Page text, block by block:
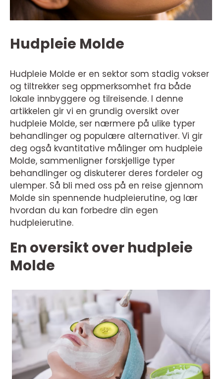
Hudpleie Molde
Hudpleie Molde er en sektor som stadig vokser
og tiltrekker seg oppmerksomhet fra både
lokale innbyggere og tilreisende. I denne
artikkelen gir vi en grundig oversikt over
hudpleie Molde, ser nærmere på ulike typer
behandlinger og populære alternativer. Vi gir
deg også kvantitative målinger om hudpleie
Molde, sammenligner forskjellige typer
behandlinger og diskuterer deres fordeler og
ulemper. Så bli med oss på en reise gjennom
Molde sin spennende hudpleierutine, og lær
hvordan du kan forbedre din egen
hudpleierutine.
En oversikt over hudpleie
Molde